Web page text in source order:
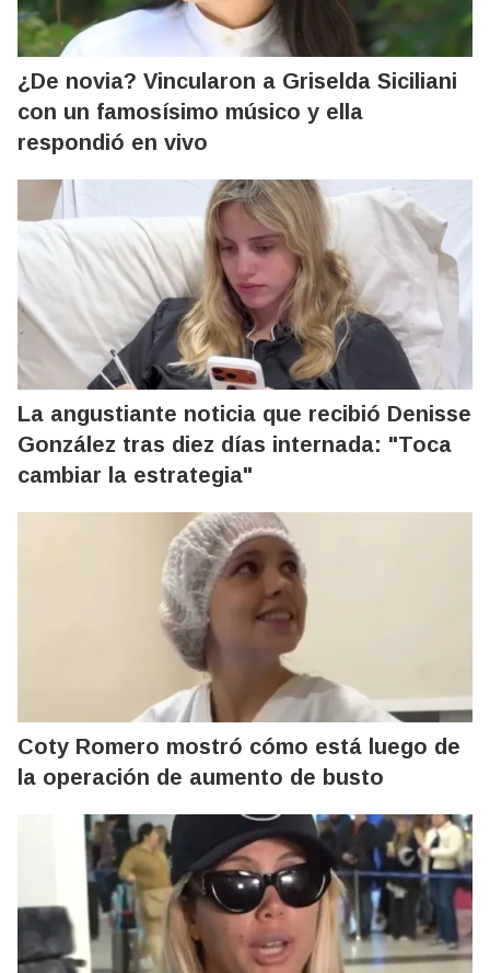
¿De novia? Vincularon a Griselda Siciliani
con un famosísimo músico y ella
respondió en vivo
La angustiante noticia que recibió Denisse
González tras diez días internada: "Toca
cambiar la estrategia"
Coty Romero mostró cómo está luego de
la operación de aumento de busto